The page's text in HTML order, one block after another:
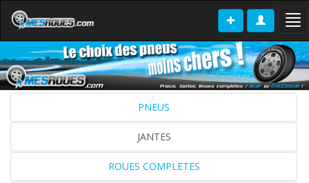
PNEUS
JANTES
ROUES COMPLETES